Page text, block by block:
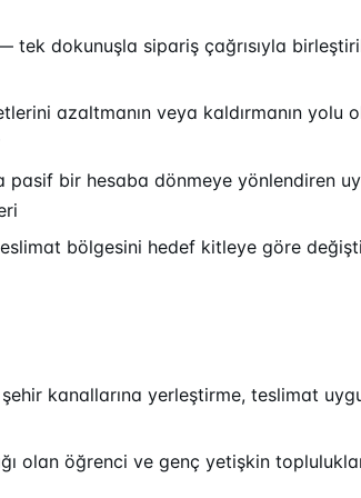
tek dokunuşla sipariş çağrısıyla
azaltmanın veya kaldırmanın yolu
pasif bir hesaba dönmeye yönlendiren
bölgesini hedef kitleye göre
kanallarına yerleştirme, teslimat
olan öğrenci ve genç yetişkin